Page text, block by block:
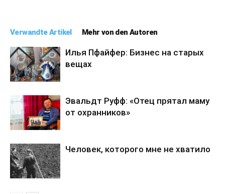
Verwandte Artikel Mehr von den Autoren
Илья Пфайфер: Бизнес на старых
вещах
Эвальдт Руфф: «Отец прятал маму
от охранников»
Человек, которого мне не хватило